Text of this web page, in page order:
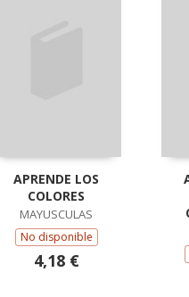
APRENDE LOS
COLORES
MAYUSCULAS
No disponible
4,18 €